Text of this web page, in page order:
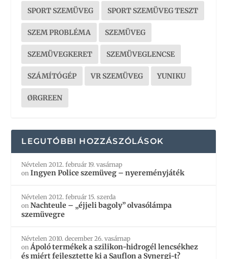
SPORT SZEMÜVEG SPORT SZEMÜVEG TESZT
SZEM PROBLÉMA SZEMÜVEG
SZEMÜVEGKERET SZEMÜVEGLENCSE
SZÁMÍTÓGÉP VR SZEMÜVEG YUNIKU
ØRGREEN
LEGUTÓBBI HOZZÁSZÓLÁSOK
Névtelen 2012. február 19. vasárnap
onIngyen Police szemüveg – nyereményjáték
Névtelen 2012. február 15. szerda
onNachteule – „éjjeli bagoly” olvasólámpa
szemüvegre
Névtelen 2010. december 26. vasárnap
onÁpoló termékek a szilikon-hidrogél lencsékhez
és miért fejlesztette ki a Sauflon a Synergi-t?